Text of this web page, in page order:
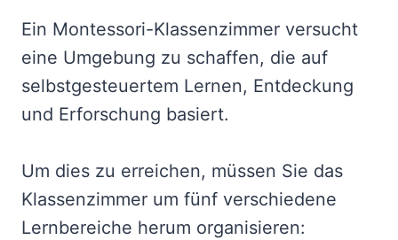
Ein Montessori-Klassenzimmer versucht
eine Umgebung zu schaffen, die auf
selbstgesteuertem Lernen, Entdeckung
und Erforschung basiert.
Um dies zu erreichen, müssen Sie das
Klassenzimmer um fünf verschiedene
Lernbereiche herum organisieren: